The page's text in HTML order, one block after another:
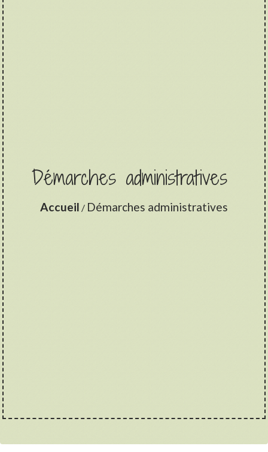
Démarches administratives
Accueil / Démarches administratives